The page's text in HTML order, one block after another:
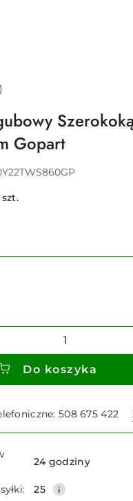
Gopart
szt.
Do koszyka
508 675 422
24 godziny
25